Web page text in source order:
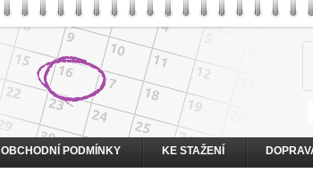
OBCHODNÍ PODMÍNKY KE STAŽENÍ